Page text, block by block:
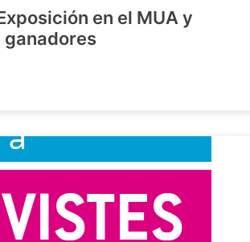
en el MUA y
ganadores